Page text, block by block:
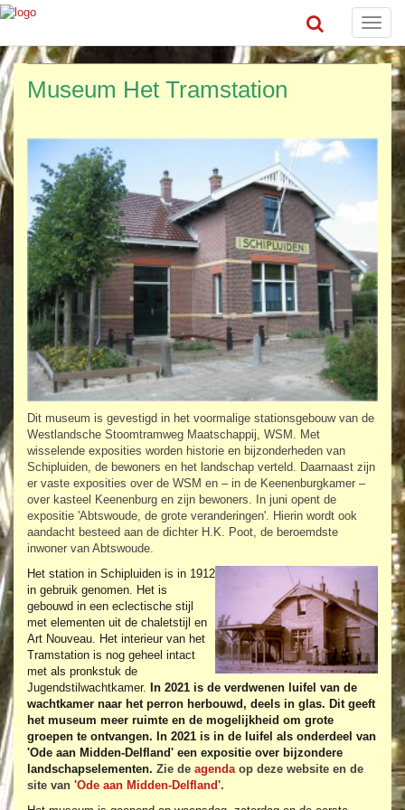
Toggle
Museum Het Tramstation
Dit museum is gevestigd in het voormalige stationsgebouw van de
Westlandsche Stoomtramweg Maatschappij, WSM. Met
wisselende exposities worden historie en bijzonderheden van
Schipluiden, de bewoners en het landschap verteld. Daarnaast zijn
er vaste exposities over de WSM en – in de Keenenburgkamer –
over kasteel Keenenburg en zijn bewoners. In juni opent de
expositie 'Abtswoude, de grote veranderingen'. Hierin wordt ook
aandacht besteed aan de dichter H.K. Poot, de beroemdste
inwoner van Abtswoude.
Het station in Schipluiden is in 1912
in gebruik genomen. Het is
gebouwd in een eclectische stijl
met elementen uit de chaletstijl en
Art Nouveau. Het interieur van het
Tramstation is nog geheel intact
met als pronkstuk de
Jugendstilwachtkamer. In 2021 is de verdwenen luifel van de
wachtkamer naar het perron herbouwd, deels in glas. Dit geeft
het museum meer ruimte en de mogelijkheid om grote
groepen te ontvangen. In 2021 is in de luifel als onderdeel van
'Ode aan Midden-Delfland' een expositie over bijzondere
landschapselementen. Zie de agendaop deze website en de
site van 'Ode aan Midden-Delfland'.